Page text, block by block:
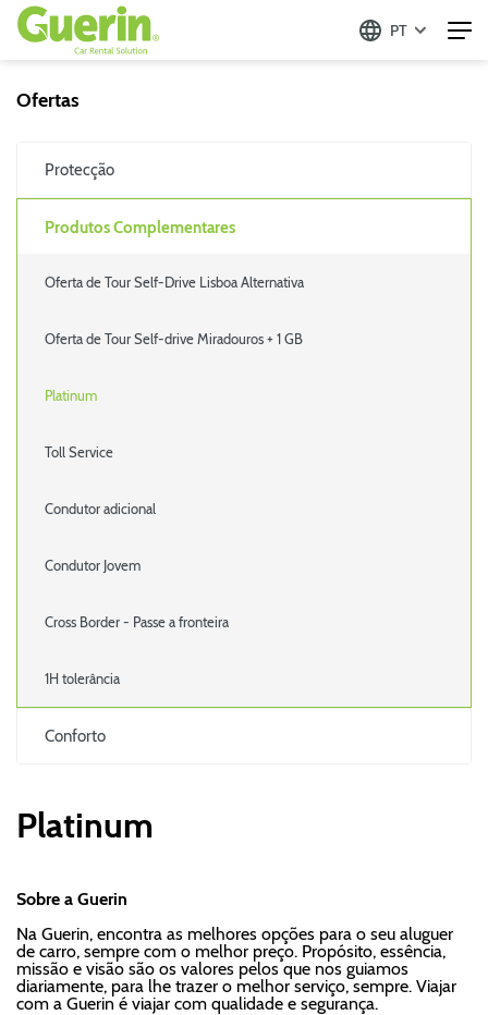
PT
Ofertas
Protecção
Produtos Complementares
Oferta de Tour Self-Drive Lisboa Alternativa
Oferta de Tour Self-drive Miradouros + 1 GB
Platinum
Toll Service
Condutor adicional
Condutor Jovem
Cross Border - Passe a fronteira
1H tolerância
Conforto
Platinum
Sobre a Guerin
Na Guerin, encontra as melhores opções para o seu aluguer
de carro, sempre com o melhor preço. Propósito, essência,
missão e visão são os valores pelos que nos guiamos
diariamente, para lhe trazer o melhor serviço, sempre. Viajar
com a Guerin é viajar com qualidade e segurança.